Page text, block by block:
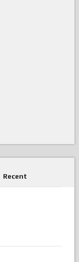
Recent